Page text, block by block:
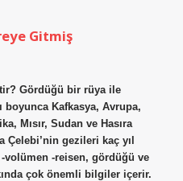
Gitmiş
Gördüğü bir rüya ile
boyunca Kafkasya, Avrupa,
Mısır, Sudan ve Hasıra
gezileri kaç yıl
-reisen, gördüğü ve
çok önemli bilgiler içerir.